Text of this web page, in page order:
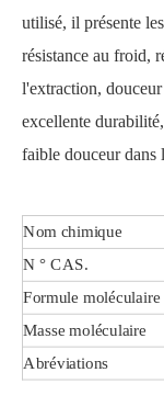
utilisé, il présente
résistance au froid,
l'extraction,
excellente
faible douceur dans
Nom chimique
N ° CAS.
Formule moléculaire
Masse moléculaire
Abréviations